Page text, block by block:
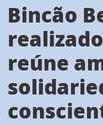
Bincão
reúne